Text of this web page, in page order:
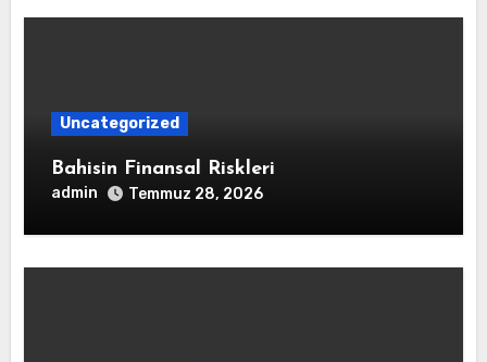
Uncategorized
Bahisin Finansal Riskleri
admin Temmuz 28, 2026